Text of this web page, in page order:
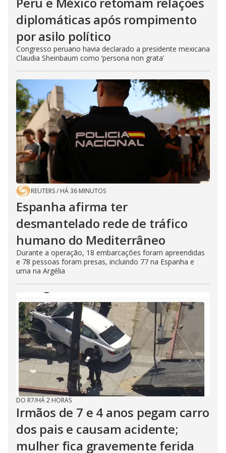
diplomáticas após rompimento
por asilo político
Congresso peruano havia declarado a presidente mexicana
Claudia Sheinbaum como ‘persona non grata’
REUTERS/ HÁ 36 MINUTOS
Espanha afirma ter
desmantelado rede de tráfico
humano do Mediterrâneo
Durante a operação, 18 embarcações foram apreendidas
e 78 pessoas foram presas, incluindo 77 na Espanha e
uma na Argélia
DO R7/HÁ 2 HORAS
Irmãos de 7 e 4 anos pegam carro
dos pais e causam acidente;
mulher fica gravemente ferida